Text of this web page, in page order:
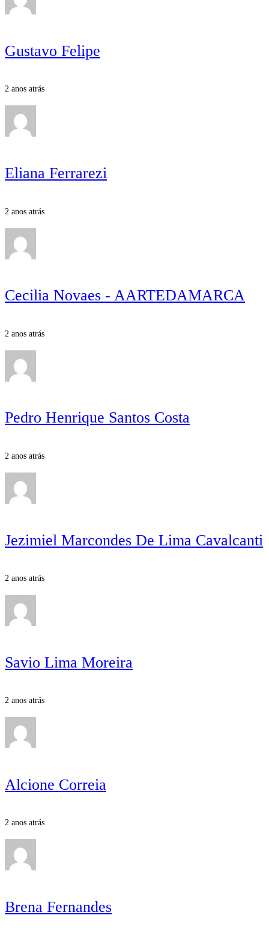
Gustavo Felipe
2 anos atrás
Eliana Ferrarezi
2 anos atrás
Cecilia Novaes - AARTEDAMARCA
2 anos atrás
Pedro Henrique Santos Costa
2 anos atrás
Jezimiel Marcondes De Lima Cavalcanti
2 anos atrás
Savio Lima Moreira
2 anos atrás
Alcione Correia
2 anos atrás
Brena Fernandes